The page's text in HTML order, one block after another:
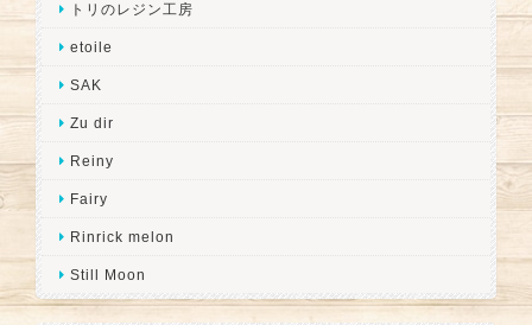
トリのレジン工房
etoile
SAK
Zu dir
Reiny
Fairy
Rinrick melon
Still Moon